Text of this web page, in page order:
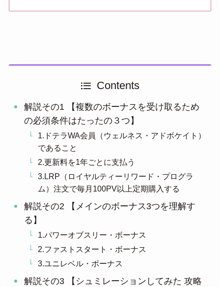
Contents
解説その1 【複数のボーナスを受け取るため
の必須条件はたったの３つ】
1.ドテラWA会員（ウェルネス・アドボケイト）
であること
2.更新料を1年ごとに支払う
3.LRP（ロイヤルティーリワード・プログラ
ム）注文で毎月100PV以上定期購入する
解説その2 【メインのボーナス3つを理解す
る】
1.パワーオブスリー・ボーナス
2.ファストスタート・ボーナス
3.ユニレベル・ボーナス
解説その3 【シュミレーションしてみた 攻略